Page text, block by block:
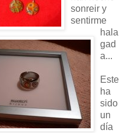
sonreir y
sentirme
hala
gad
a...
Este
ha
sido
un
día